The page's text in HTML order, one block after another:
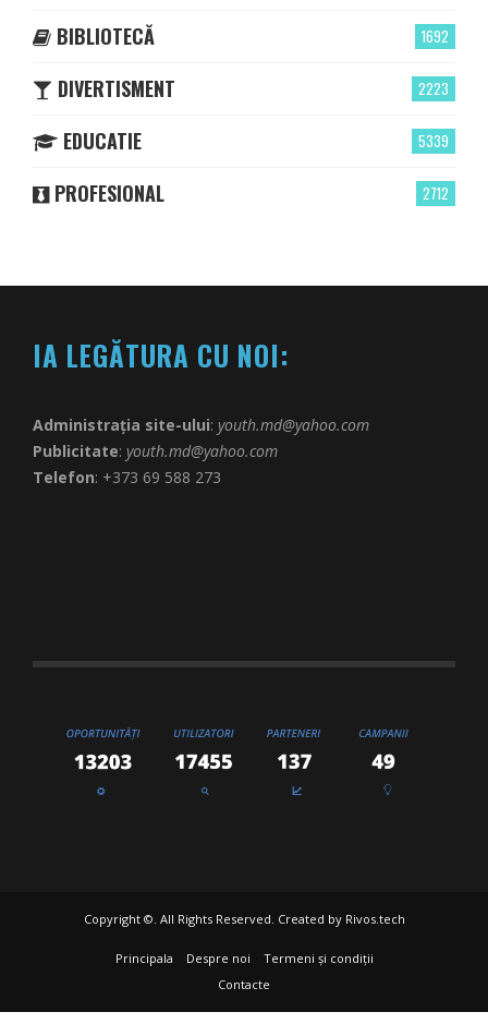
1692
BIBLIOTECĂ
2223
DIVERTISMENT
5339
EDUCATIE
2712
PROFESIONAL
IA LEGĂTURA CU NOI:
Administrația site-ului: youth.md@yahoo.com
Publicitate: youth.md@yahoo.com
Telefon: +373 69 588 273
Copyright ©. All Rights Reserved. Created by Rivos.tech
Principala Despre noi
Termeni și condiții
Contacte